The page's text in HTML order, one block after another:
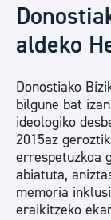
aldeko
Donostiako
bilgune bat
ideologiko
2015az
errespetuzkoa
abiatuta,
memoria
eraikitzeko